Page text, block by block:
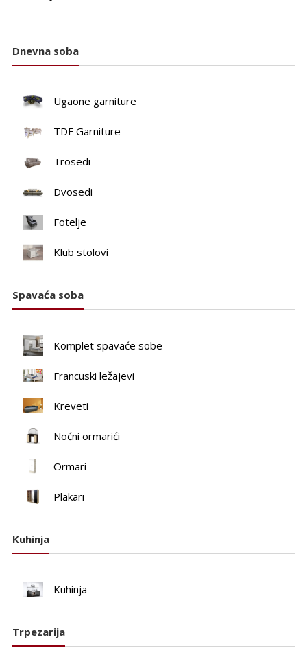
Dnevna soba
Ugaone garniture
TDF Garniture
Trosedi
Dvosedi
Fotelje
Klub stolovi
Spavaća soba
Komplet spavaće sobe
Francuski ležajevi
Kreveti
Noćni ormarići
Ormari
Plakari
Kuhinja
Kuhinja
Trpezarija